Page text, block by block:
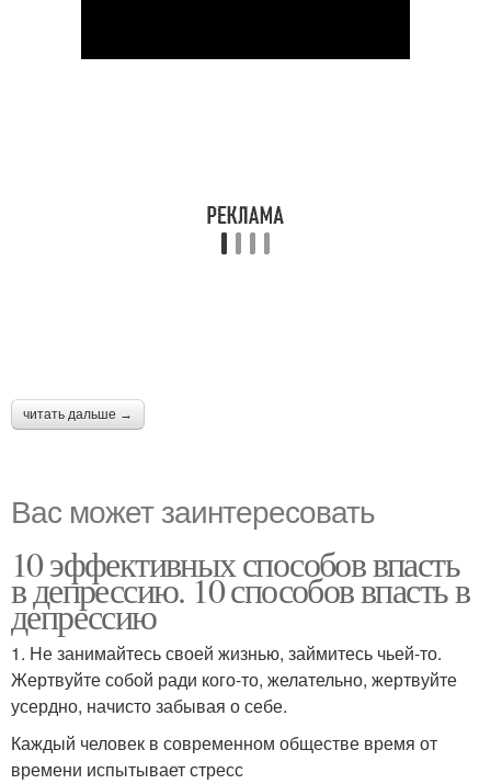
читать дальше →
Вас может заинтересовать
10 эффективных способов впасть
в депрессию. 10 способов впасть в
депрессию
1. Не занимайтесь своей жизнью, займитесь чьей-то.
Жертвуйте собой ради кого-то, желательно, жертвуйте
усердно, начисто забывая о себе.
Каждый человек в современном обществе время от
времени испытывает стресс